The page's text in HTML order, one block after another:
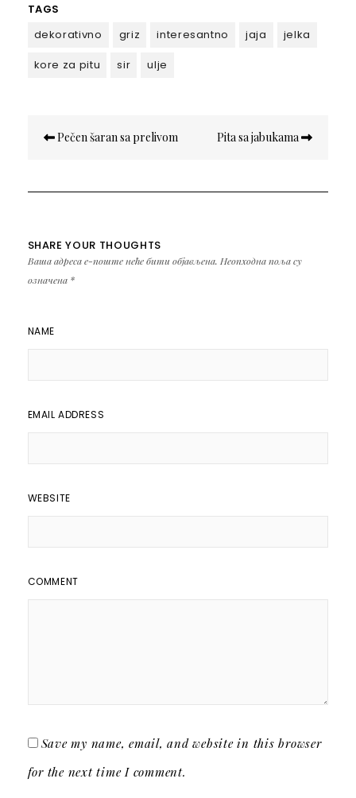
TAGS
dekorativno
griz interesantno jaja
jelka
kore za pitu
sir ulje
чланка
Pečen šaran sa prelivom Pita sa jabukama
SHARE YOUR THOUGHTS
Ваша адреса е-поште неће бити објављена. Неопходна поља су
означена *
NAME
EMAIL ADDRESS
WEBSITE
COMMENT
Save my name, email, and website in this browser
for the next time I comment.